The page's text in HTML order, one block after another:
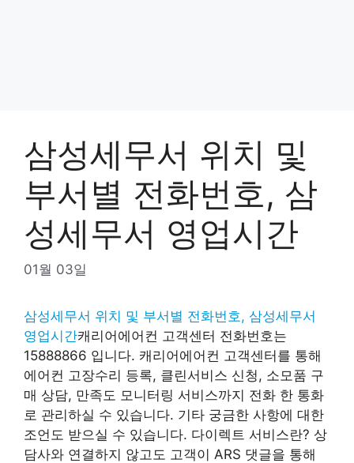
삼성세무서 위치 및
부서별 전화번호, 삼
성세무서 영업시간
01월 03일
삼성세무서 위치 및 부서별 전화번호, 삼성세무서
영업시간캐리어에어컨 고객센터 전화번호는
15888866 입니다. 캐리어에어컨 고객센터를 통해
에어컨 고장수리 등록, 클린서비스 신청, 소모품 구
매 상담, 만족도 모니터링 서비스까지 전화 한 통화
로 관리하실 수 있습니다. 기타 궁금한 사항에 대한
조언도 받으실 수 있습니다. 다이렉트 서비스란? 상
담사와 연결하지 않고도 고객이 ARS 댓글을 통해